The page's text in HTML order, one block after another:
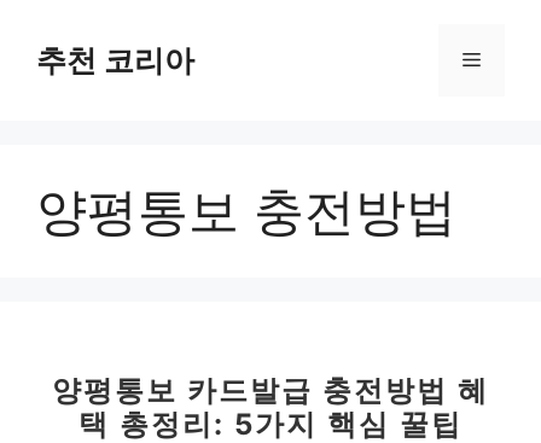
추천 코리아 메
양평통보 충전방법
양평통보 카드발급 충전방법 혜
택 총정리: 5가지 핵심 꿀팁